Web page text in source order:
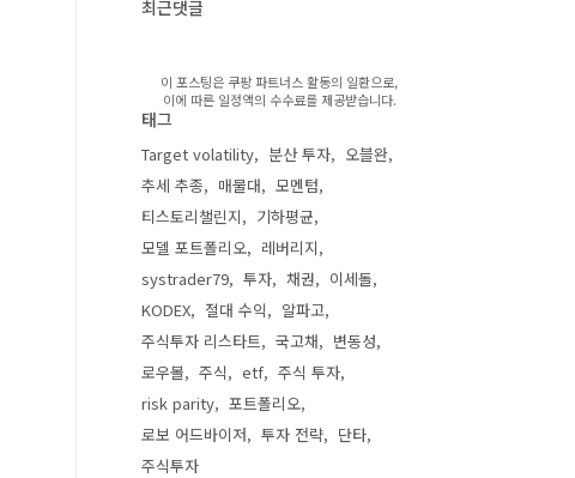
최근댓글
이 포스팅은 쿠팡 파트너스 활동의 일환으로,
이에 따른 일정액의 수수료를 제공받습니다.
태그
Target volatility 분산 투자
오블완
추세 추종
매물대
모멘텀
티스토리챌린지
기하평균
모델 포트폴리오
레버리지
systrader79
투자 채권
이세돌
KODEX
절대 수익
알파고
주식투자 리스타트
국고채
변동성
로우볼
주식 etf
주식 투자
risk parity
포트폴리오
로보 어드바이저
투자 전략
단타
주식투자